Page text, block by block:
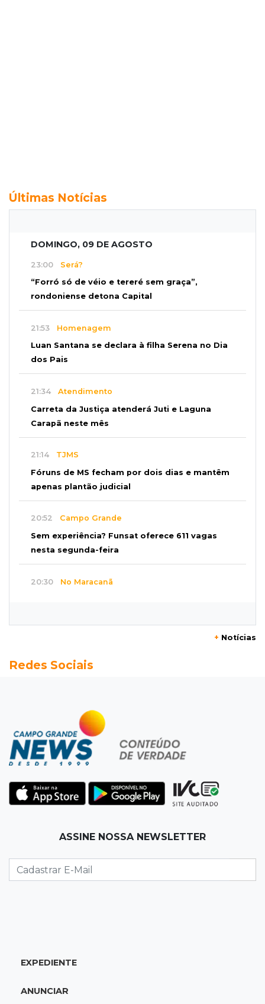
Últimas Notícias
DOMINGO, 09 DE AGOSTO
23:00 Será?
“Forró só de véio e tereré sem graça”,
rondoniense detona Capital
21:53 Homenagem
Luan Santana se declara à filha Serena no Dia
dos Pais
21:34 Atendimento
Carreta da Justiça atenderá Juti e Laguna
Carapã neste mês
21:14 TJMS
Fóruns de MS fecham por dois dias e mantêm
apenas plantão judicial
20:52 Campo Grande
Sem experiência? Funsat oferece 611 vagas
nesta segunda-feira
20:30 No Maracanã
Seleções em MS têm salários de até R$ 8,2 mil;
Jardim Itatiaia
Vigia é amarrado durante roubo de carro e
dois caminhões em pátio
Corinthians vence Bragantino por 2 a 0 e sobe
para 7º no Brasileirão
Na Vila Belmiro
lugar no Brasileirão
18:33Em 2022
adolescente atropelada no Amazonas
+ Notícias
Redes Sociais
ASSINE NOSSA NEWSLETTER
EXPEDIENTE
ANUNCIAR